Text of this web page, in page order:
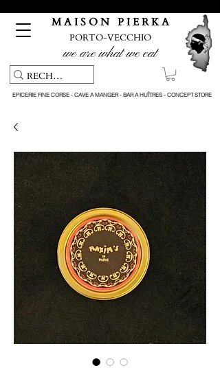
M A I S O N P I E R K A
PORTO-VECCHIO
we are what we eat
EPICERIE FINE CORSE - CAVE A MANGER - BAR A HUÎTRES - CONCEPT STORE